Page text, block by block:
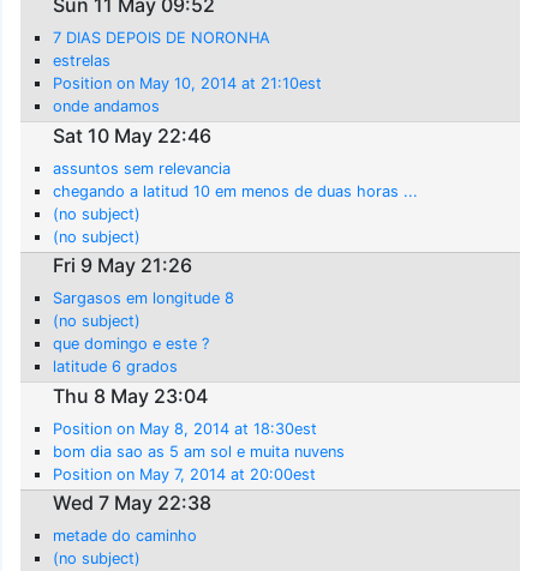
7 DIAS DEPOIS DE NORONHA
estrelas
Position on May 10, 2014 at 21:10est
onde andamos
Sat 10 May 22:46
assuntos sem relevancia
chegando a latitud 10 em menos de duas horas ...
(no subject)
(no subject)
Fri 9 May 21:26
Sargasos em longitude 8
(no subject)
que domingo e este ?
latitude 6 grados
Thu 8 May 23:04
Position on May 8, 2014 at 18:30est
bom dia sao as 5 am sol e muita nuvens
Position on May 7, 2014 at 20:00est
Wed 7 May 22:38
metade do caminho
(no subject)